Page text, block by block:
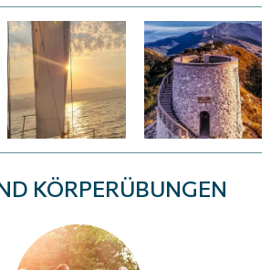
(15 Fotos) (15 Fotos)
KÖRPERÜBUNGEN